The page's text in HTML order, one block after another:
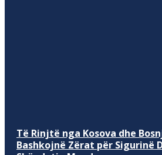
Të Rinjtë nga Kosova dhe
Bashkojnë Zërat për Sigurinë